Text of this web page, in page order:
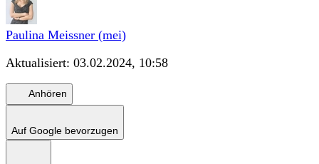
Paulina Meissner (mei)
Aktualisiert: 03.02.2024, 10:58
Anhören
Auf Google bevorzugen